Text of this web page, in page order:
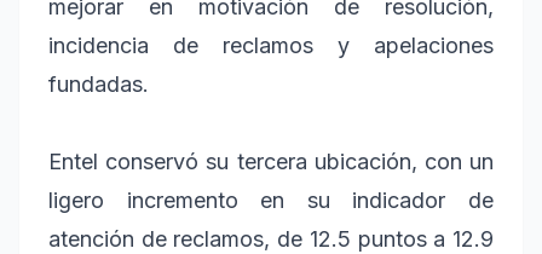
mejorar en motivación de resolución,
incidencia de reclamos y apelaciones
fundadas.
Entel conservó su tercera ubicación, con un
ligero incremento en su indicador de
atención de reclamos, de 12.5 puntos a 12.9